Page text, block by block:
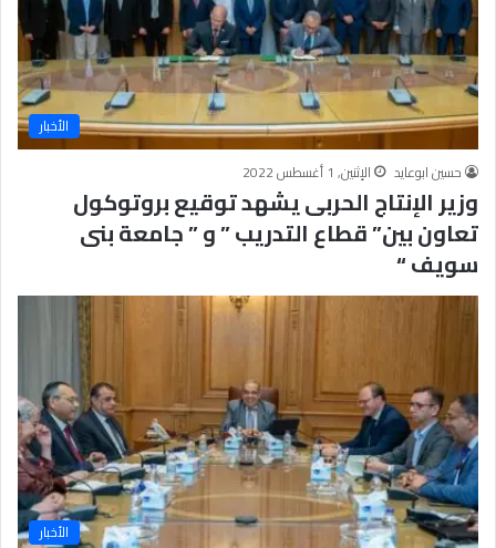
الأخبار
حسين ابوعايد
الإثنين, 1 أغسطس 2022
وزير الإنتاج الحربى يشهد توقيع بروتوكول
تعاون بين” قطاع التدريب ” و ” جامعة بنى
سويف “
الأخبار
ت
م
ع
ي
و
م
ص
د
ر
ل
ت
ح
ق
رُّ
ق
ي